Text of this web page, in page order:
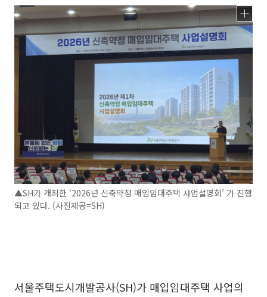
▲SH가 개최한 ‘2026년 신축약정 매입임대주택 사업설명회’ 가 진행
되고 있다. (사진제공=SH)
서울주택도시개발공사(SH)가 매입임대주택 사업의